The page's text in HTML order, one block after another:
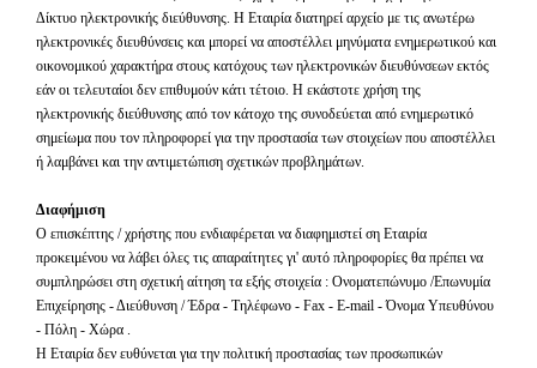
Δίκτυο ηλεκτρονικής διεύθυνσης. Η Εταιρία διατηρεί αρχείο με τις ανωτέρω
ηλεκτρονικές διευθύνσεις και μπορεί να αποστέλλει μηνύματα ενημερωτικού και
οικονομικού χαρακτήρα στους κατόχους των ηλεκτρονικών διευθύνσεων εκτός
εάν οι τελευταίοι δεν επιθυμούν κάτι τέτοιο. Η εκάστοτε χρήση της
ηλεκτρονικής διεύθυνσης από τον κάτοχο της συνοδεύεται από ενημερωτικό
σημείωμα που τον πληροφορεί για την προστασία των στοιχείων που αποστέλλει
ή λαμβάνει και την αντιμετώπιση σχετικών προβλημάτων.
Διαφήμιση
Ο επισκέπτης / χρήστης που ενδιαφέρεται να διαφημιστεί ση Εταιρία
προκειμένου να λάβει όλες τις απαραίτητες γι' αυτό πληροφορίες θα πρέπει να
συμπληρώσει στη σχετική αίτηση τα εξής στοιχεία : Ονοματεπώνυμο /Επωνυμία
Επιχείρησης - Διεύθυνση / Έδρα - Τηλέφωνο - Fax - E-mail - Όνομα Υπευθύνου
- Πόλη - Χώρα .
Η Εταιρία δεν ευθύνεται για την πολιτική προστασίας των προσωπικών